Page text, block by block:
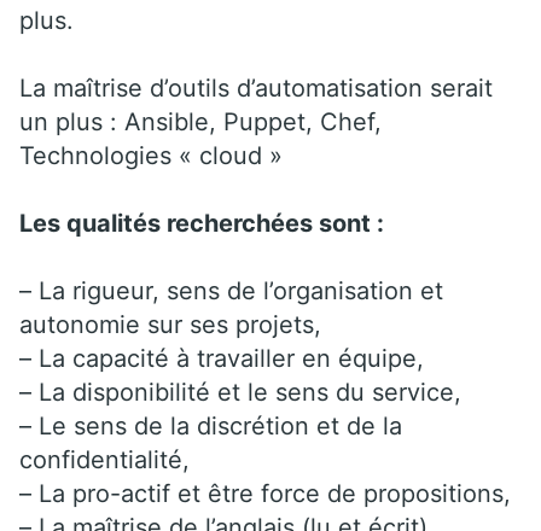
plus.
La maîtrise d’outils d’automatisation serait
un plus : Ansible, Puppet, Chef,
Technologies « cloud »
Les qualités recherchées sont :
– La rigueur, sens de l’organisation et
autonomie sur ses projets,
– La capacité à travailler en équipe,
– La disponibilité et le sens du service,
– Le sens de la discrétion et de la
confidentialité,
– La pro-actif et être force de propositions,